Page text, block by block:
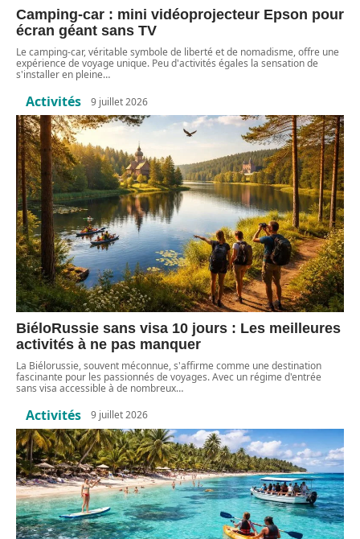
Camping-car : mini vidéoprojecteur Epson pour
écran géant sans TV
Le camping-car, véritable symbole de liberté et de nomadisme, offre une
expérience de voyage unique. Peu d'activités égales la sensation de
s'installer en pleine…
Activités 9 juillet 2026
BiéloRussie sans visa 10 jours : Les meilleures
activités à ne pas manquer
La Biélorussie, souvent méconnue, s'affirme comme une destination
fascinante pour les passionnés de voyages. Avec un régime d'entrée
sans visa accessible à de nombreux…
Activités 9 juillet 2026